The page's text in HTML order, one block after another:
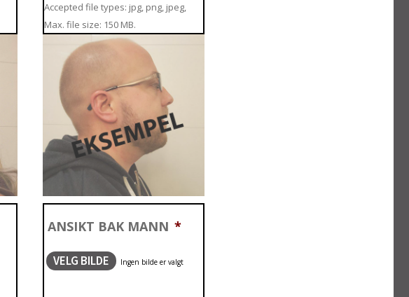
Accepted file types: jpg, png, jpeg,
Max. file size: 150 MB.
ANSIKT BAK MANN *
VELG BILDE